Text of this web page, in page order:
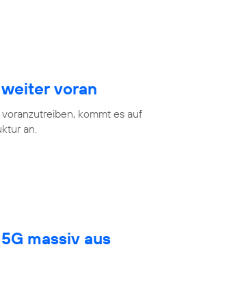
voran
kommt es auf
an.
massiv aus